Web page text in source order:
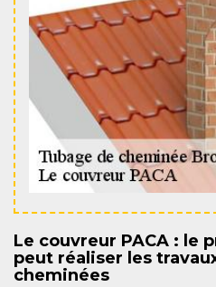
Le couvreur PACA : le
peut réaliser les
cheminées